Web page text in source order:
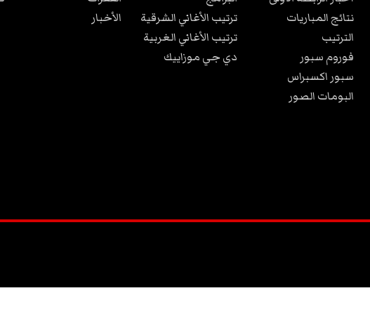
نتائج المباريات
الترتيب
فوروم سبور
سبور اكسبراس
البومات الصور
ترتيب الأغاني الشرقية
ترتيب الأغاني الغربية
دي جي موزاييك
الأخبار
2026
©كل الحقوق محفوظة.تصميم و تطوير الموقع من قبل:
TANIT WEB